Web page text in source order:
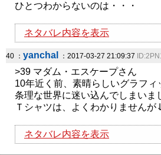
ひとつわからないのは・・・
ネタバレ内容を表示
40 ： yanchal ：2017-03-27 21:09:37
>39 マダム・エスケープさん
10年近く前、素晴らしいグラフィ
条理な世界に迷い込んでしまいま
Ｔシャツは、よくわかりませんが
ネタバレ内容を表示